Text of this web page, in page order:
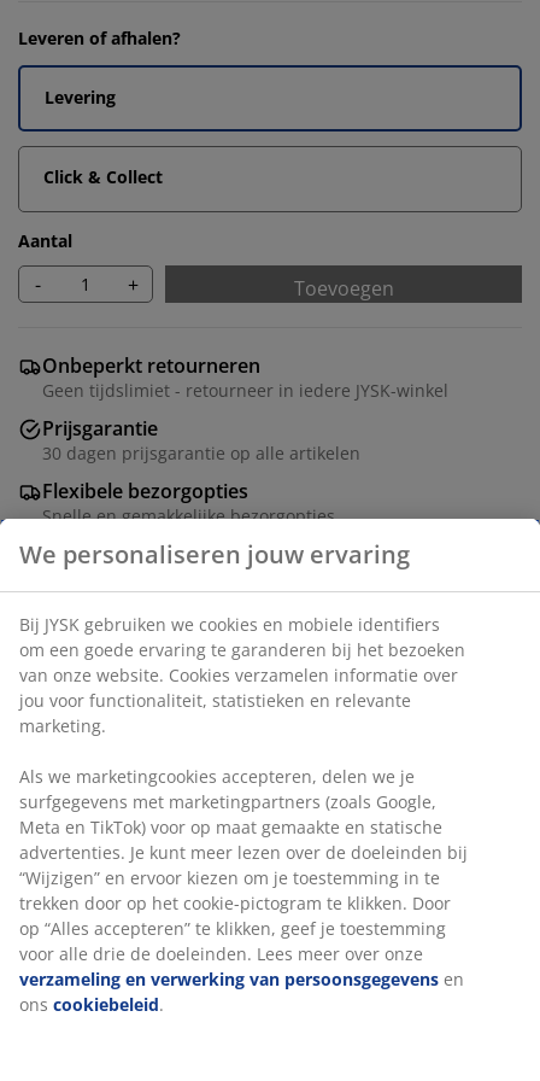
Leveren of afhalen?
Levering
Click & Collect
Aantal
- + Toevoegen
Onbeperkt retourneren
Geen tijdslimiet - retourneer in iedere JYSK-winkel
Prijsgarantie
30 dagen prijsgarantie op alle artikelen
Flexibele bezorgopties
Snelle en gemakkelijke bezorgopties
Specificaties
Beoordelingen
( 16 )
Levering
We personaliseren jouw ervaring
Bij JYSK gebruiken we cookies en mobiele identifiers
om een goede ervaring te garanderen bij het bezoeken
van onze website. Cookies verzamelen informatie over
jou voor functionaliteit, statistieken en relevante
marketing.
Als we marketingcookies accepteren, delen we je
surfgegevens met marketingpartners (zoals Google,
Meta en TikTok) voor op maat gemaakte en statische
advertenties. Je kunt meer lezen over de doeleinden bij
“Wijzigen” en ervoor kiezen om je toestemming in te
trekken door op het cookie-pictogram te klikken. Door
op “Alles accepteren” te klikken, geef je toestemming
voor alle drie de doeleinden. Lees meer over onze
verzameling en verwerking van persoonsgegevens en
ons cookiebeleid.